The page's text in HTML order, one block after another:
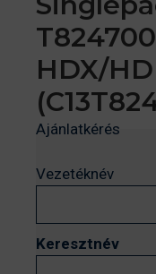
HDX/
Ajánlatkérés
Vezetéknév
Keresztnév